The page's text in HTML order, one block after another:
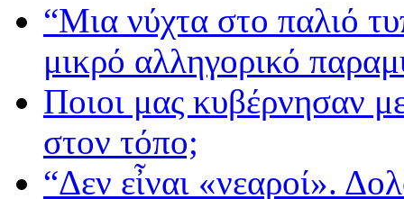
“Μια νύχτα στο παλιό
μικρό αλληγορικό
Ποιοι μας κυβέρνησαν
στον τόπο;
“Δεν εἶναι «νεαροί».